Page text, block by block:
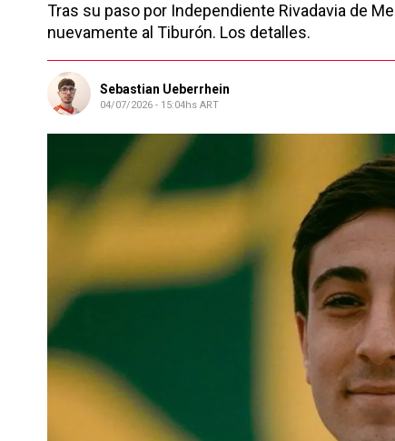
Tras su paso por Independiente Rivadavia de
nuevamente al Tiburón. Los detalles.
Sebastian Ueberrhein
04/07/2026 - 15:04hs ART